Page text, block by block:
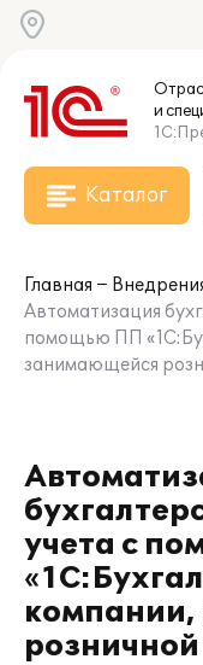
и
Каталог
Главная
Автоматизация
помощью ПП
занимающейся
учета с